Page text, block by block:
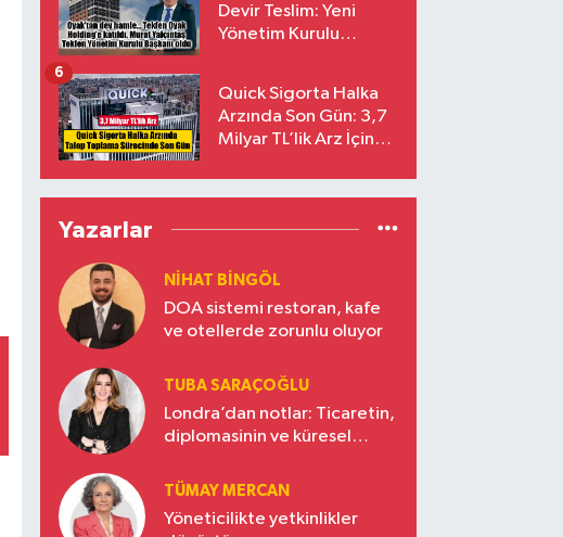
Devir Teslim: Yeni
Yönetim Kurulu
Quick Sigorta Halka
Arzında Son Gün: 3,7
Milyar TL’lik Arz İçin
Eriyor
6
Yazarlar
NIHAT BINGÖL
DOA sistemi restoran, kafe
ve otellerde zorunlu oluyor
TUBA SARAÇOĞLU
Londra’dan notlar: Ticaretin,
diplomasinin ve küresel
Türkiye’nin yükselen gücü
TÜMAY MERCAN
Yöneticilikte yetkinlikler